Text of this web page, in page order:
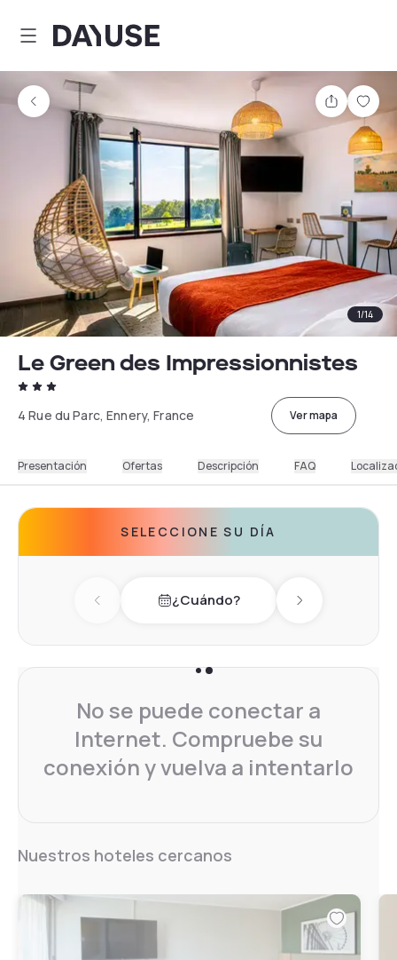
Dayuse
1/14
Le Green des Impressionnistes
4 Rue du Parc, Ennery, France Ver mapa
Presentación Ofertas Descripción FAQ
SELECCIONE SU DÍA
Previous day¿Cuándo? Next day
No se puede conectar a
Internet. Compruebe su
conexión y vuelva a intentarlo
Nuestros hoteles cercanos